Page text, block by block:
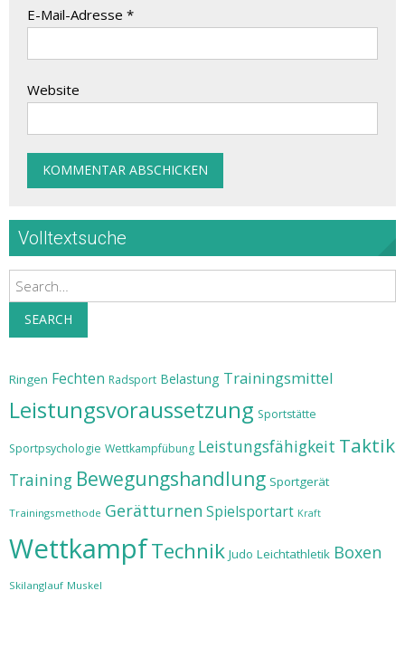
E-Mail-Adresse *
Website
Volltextsuche
Search
SEARCH
Ringen Fechten Radsport Belastung Trainingsmittel
Leistungsvoraussetzung Sportstätte
Sportpsychologie Wettkampfübung Leistungsfähigkeit Taktik
Training Bewegungshandlung Sportgerät
Trainingsmethode Gerätturnen Spielsportart Kraft
WettkampfTechnik Judo Leichtathletik Boxen
Skilanglauf Muskel